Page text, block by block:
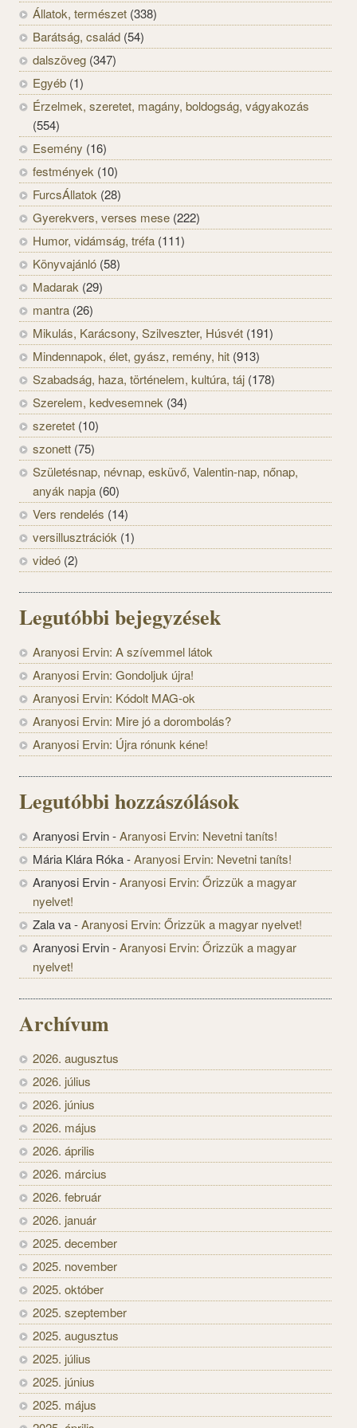
Állatok, természet (338)
Barátság, család (54)
dalszöveg (347)
Egyéb (1)
Érzelmek, szeretet, magány, boldogság, vágyakozás
(554)
Esemény (16)
festmények (10)
FurcsÁllatok (28)
Gyerekvers, verses mese (222)
Humor, vidámság, tréfa (111)
Könyvajánló (58)
Madarak (29)
mantra (26)
Mikulás, Karácsony, Szilveszter, Húsvét (191)
Mindennapok, élet, gyász, remény, hit (913)
Szabadság, haza, történelem, kultúra, táj (178)
Szerelem, kedvesemnek (34)
szeretet (10)
szonett (75)
Születésnap, névnap, esküvő, Valentin-nap, nőnap,
anyák napja (60)
Vers rendelés (14)
versillusztrációk (1)
videó (2)
Legutóbbi bejegyzések
Aranyosi Ervin: A szívemmel látok
Aranyosi Ervin: Gondoljuk újra!
Aranyosi Ervin: Kódolt MAG-ok
Aranyosi Ervin: Mire jó a dorombolás?
Aranyosi Ervin: Újra rónunk kéne!
Legutóbbi hozzászólások
Aranyosi Ervin-Aranyosi Ervin: Nevetni taníts!
Mária Klára Róka-Aranyosi Ervin: Nevetni taníts!
Aranyosi Ervin-Aranyosi Ervin: Őrizzük a magyar
nyelvet!
Zala va-Aranyosi Ervin: Őrizzük a magyar nyelvet!
Aranyosi Ervin-Aranyosi Ervin: Őrizzük a magyar
nyelvet!
Archívum
2026. augusztus
2026. július
2026. június
2026. május
2026. április
2026. március
2026. február
2026. január
2025. december
2025. november
2025. október
2025. szeptember
2025. augusztus
2025. július
2025. június
2025. május